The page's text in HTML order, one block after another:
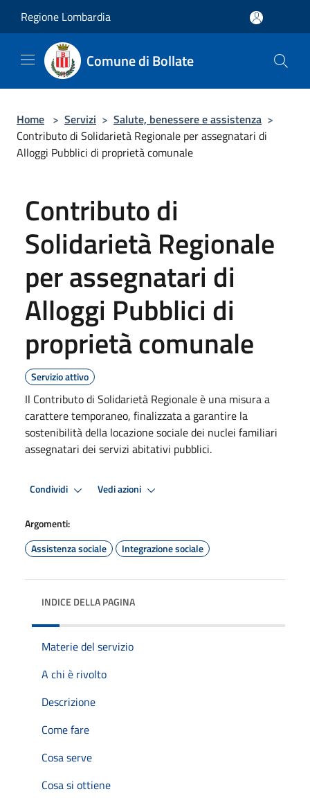
Regione Lombardia
Comune di Bollate
Home > Servizi > Salute, benessere e assistenza >
Contributo di Solidarietà Regionale per assegnatari di
Alloggi Pubblici di proprietà comunale
Contributo di
Solidarietà Regionale
per assegnatari di
Alloggi Pubblici di
proprietà comunale
Servizio attivo
Il Contributo di Solidarietà Regionale è una misura a
carattere temporaneo, finalizzata a garantire la
sostenibilità della locazione sociale dei nuclei familiari
assegnatari dei servizi abitativi pubblici.
Condividi Vedi azioni
Argomenti:
Assistenza sociale
Integrazione sociale
INDICE DELLA PAGINA
Materie del servizio
A chi è rivolto
Descrizione
Come fare
Cosa serve
Cosa si ottiene